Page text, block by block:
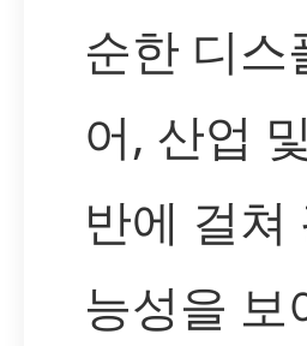
순한 디
어, 산업
반에 걸
능성을 보